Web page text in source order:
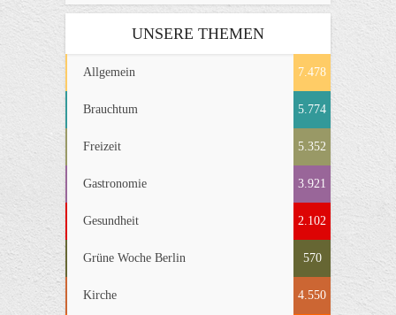
UNSERE THEMEN
Allgemein 7.478
Brauchtum 5.774
Freizeit 5.352
Gastronomie 3.921
Gesundheit 2.102
Grüne Woche Berlin 570
Kirche 4.550